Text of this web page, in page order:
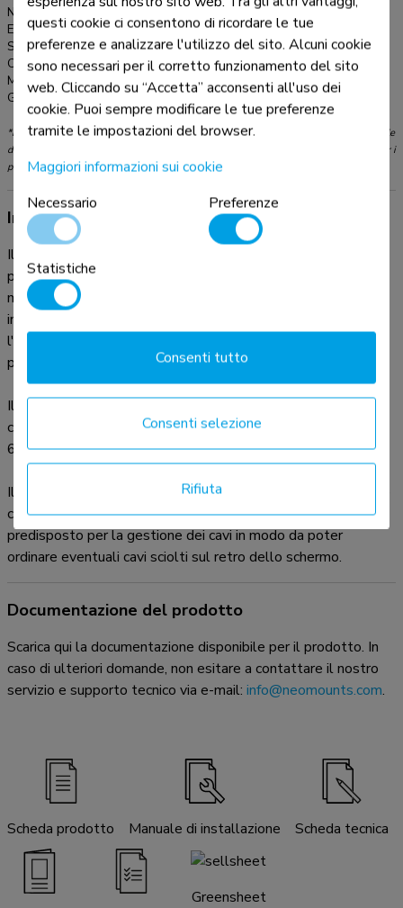
Numero articolo:
EAN:
8717371448745
Serie:
LEVEL 550
Colore:
Nero
Materiale principale:
Acciaio
Garanzia:
*Nota: le dimensioni in pollici segnalate sono solo indicative, combinate con il peso e le
dimensioni VESA. Il peso massimo e la dimensione VESA sono restrizioni assolute per i
prodotti e non devono essere superati.
Informazioni sul prodotto
Il Neomounts WL40-550BL16 LEVEL è un supporto a
parete full motion per schermi piatti fino a 65" con un peso
massimo consigliato di 40 kg. La versatile tecnologia di
inclinazione (14°) e perno (+45°/-45°) consente di creare
l'angolo di visione ottimale. il supporto può essere livellato
per una perfetta installazione.
Il LEVEL-550 supporto a parete ha una profondità di 5,3-49
cm ed è adatto per schermi con fori VESA da 200x100 a
600x400 mm.
Il WL40-550BL16 è dotato di un sistema Easy-release, che
consente di fissare la TV in un batter d'occhio. Il supporto è
predisposto per la gestione dei cavi in modo da poter
ordinare eventuali cavi sciolti sul retro dello schermo.
Documentazione del prodotto
Scarica qui la documentazione disponibile per il prodotto. In
caso di ulteriori domande, non esitare a contattare il nostro
servizio e supporto tecnico via e-mail: info@neomounts.com.
Scheda prodotto Manuale di installazione Scheda tecnica
Greensheet
questi cookie ci consentono di ricordare le tue
preferenze e analizzare l'utilizzo del sito. Alcuni cookie
sono necessari per il corretto funzionamento del sito
web. Cliccando su “Accetta” acconsenti all'uso dei
cookie. Puoi sempre modificare le tue preferenze
tramite le impostazioni del browser.
Maggiori informazioni sui cookie
Necessario
Preferenze
Statistiche
Rifiuta
Consenti selezione
Consenti tutto